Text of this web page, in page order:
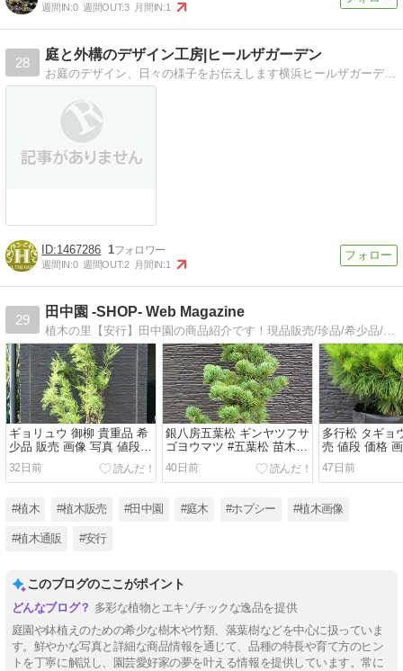
週間IN:0 週間OUT:3 月間IN:1
28
庭と外構のデザイン工房|ヒールザガーデン
お庭のデザイン、日々の様子をお伝えします横浜ヒールザガーデンブログ
1467286 1
週間IN:0 週間OUT:2 月間IN:1
29
田中園 -SHOP- Web Magazine
植木の里【安行】田中園の商品紹介です！現品販売/珍品/希少品/季節の植木を、数多く取り揃えております !!
ギョリュウ 御柳 貴重品 希
少品 販売 画像 写真 値段
価格 植木 ＃ギョリュウ #
御柳
32日前
銀八房五葉松 ギンヤツフサ
ゴヨウマツ #五葉松 苗木
販売 画像 写真 価格 値段
植木 ＃銀八房五葉松
40日前
多行松 タギョ
売 値段 価格
木 ＃多行松 #
ウ ＃マツ ＃松
47日前
#植木 #植木販売 #田中園 #庭木 #ホプシー #植木画像
#植木通販 #安行
このブログのここがポイント
多彩な植物とエキゾチックな逸品を提供
庭園や鉢植えのための希少な樹木や竹類、落葉樹などを中心に扱っていま
す。鮮やかな写真と詳細な商品情報を通じて、品種の特長や育て方のヒン
トを丁寧に解説し、園芸愛好家の夢を叶える情報を提供しています。常に